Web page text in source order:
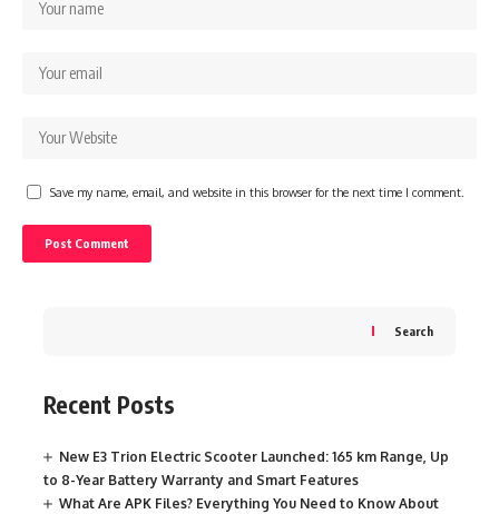
Save my name, email, and website in this browser for the next time I comment.
Search
Recent Posts
New E3 Trion Electric Scooter Launched: 165 km Range, Up
to 8-Year Battery Warranty and Smart Features
What Are APK Files? Everything You Need to Know About